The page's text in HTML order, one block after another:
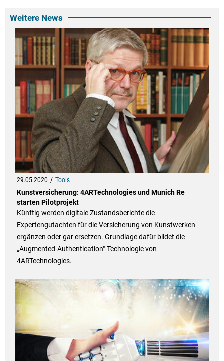
Weitere News
29.05.2020 Tools
Kunstversicherung: 4ARTechnologies und Munich Re
starten Pilotprojekt
Künftig werden digitale Zustandsberichte die
Expertengutachten für die Versicherung von Kunstwerken
ergänzen oder gar ersetzen. Grundlage dafür bildet die
„Augmented-Authentication"-Technologie von
4ARTechnologies.